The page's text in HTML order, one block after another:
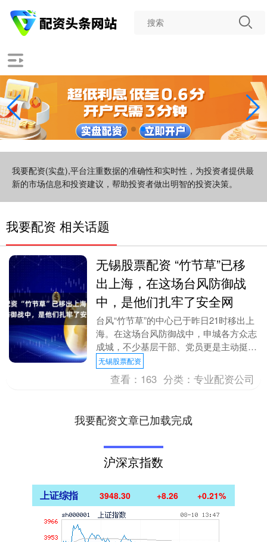
我要配资(实盘),平台注重数据的准确性和实时性，为投资者提供最
新的市场信息和投资建议，帮助投资者做出明智的投资决策。
我要配资 相关话题
无锡股票配资 “竹节草”已移
出上海，在这场台风防御战
中，是他们扎牢了安全网
台风“竹节草”的中心已于昨日21时移出上
海。在这场台风防御战中，申城各方众志
成城，不少基层干部、党员更是主动挺在
一线，扎牢防汛防台安全网。 提前深入
一线消除隐患....
无锡股票配资
查看： 163 分类：专业配资公司
我要配资文章已加载完成
沪深京指数
上证综指 3948.30 +8.26 +0.21%